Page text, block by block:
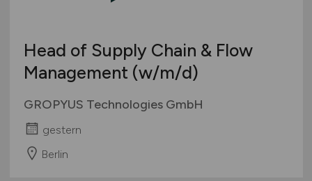
Head of Supply Chain & Flow
Management (w/m/d)
GROPYUS Technologies GmbH
gestern
Berlin